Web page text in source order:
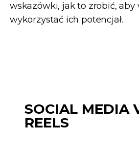
wskazówki, jak to zrobić, aby
wykorzystać ich potencjał.
SOCIAL MEDIA
REELS